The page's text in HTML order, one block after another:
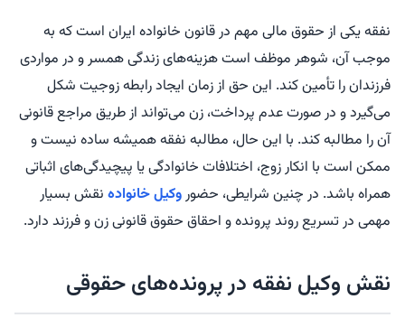
نفقه یکی از حقوق مالی مهم در قانون خانواده ایران است که به
موجب آن، شوهر موظف است هزینه‌های زندگی همسر و در مواردی
فرزندان را تأمین کند. این حق از زمان ایجاد رابطه زوجیت شکل
می‌گیرد و در صورت عدم پرداخت، زن می‌تواند از طریق مراجع قانونی
آن را مطالبه کند. با این حال، مطالبه نفقه همیشه ساده نیست و
ممکن است با انکار زوج، اختلافات خانوادگی یا پیچیدگی‌های اثباتی
همراه باشد. در چنین شرایطی، حضوروکیل خانواده نقش بسیار
مهمی در تسریع روند پرونده و احقاق حقوق قانونی زن و فرزند دارد.
نقش وکیل نفقه در پرونده‌های حقوقی